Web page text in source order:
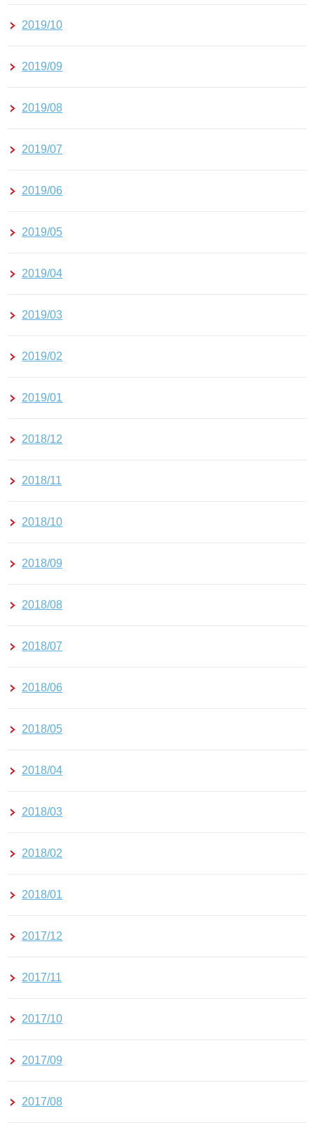
2019/10
2019/09
2019/08
2019/07
2019/06
2019/05
2019/04
2019/03
2019/02
2019/01
2018/12
2018/11
2018/10
2018/09
2018/08
2018/07
2018/06
2018/05
2018/04
2018/03
2018/02
2018/01
2017/12
2017/11
2017/10
2017/09
2017/08